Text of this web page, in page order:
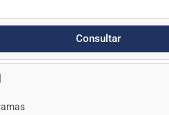
Consultar